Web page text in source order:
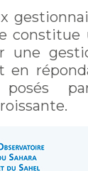
constitue
une
en